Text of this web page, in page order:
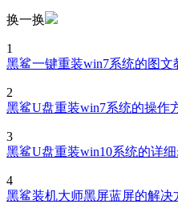
换一换
1
黑鲨一键重装win7系统的图文
2
黑鲨U盘重装win7系统的操作
3
黑鲨U盘重装win10系统的详
4
黑鲨装机大师黑屏蓝屏的解决